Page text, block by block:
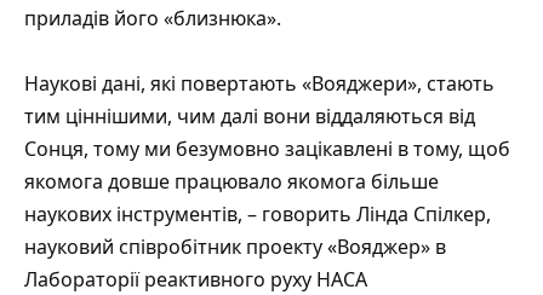
приладів його «близнюка».
Наукові дані, які повертають «Вояджери», стають
тим ціннішими, чим далі вони віддаляються від
Сонця, тому ми безумовно зацікавлені в тому, щоб
якомога довше працювало якомога більше
наукових інструментів, – говорить Лінда Спілкер,
науковий співробітник проекту «Вояджер» в
Лабораторії реактивного руху НАСА